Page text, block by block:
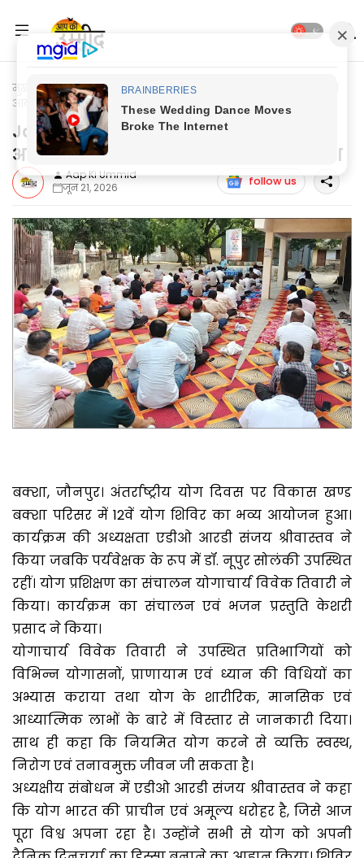
मुख्यपृष्ठ Jaunpur News
Jaunpur News: 12वें योग शिविर का हुआ
आयोजन, स्वस्थ्य जीवन का दिया गया संदेश
Jaunpur News: 12वें योग शिविर का हुआ
आयोजन, स्वस्थ्य जीवन का दिया गया संदेश
Aap Ki Ummid
जून 21, 2026
follow us
बक्शा, जौनपुर। अंतर्राष्ट्रीय योग दिवस पर विकास खण्ड
बक्शा परिसर में 12वें योग शिविर का भव्य आयोजन हुआ।
कार्यक्रम की अध्यक्षता एडीओ आरडी संजय श्रीवास्तव ने
किया जबकि पर्यवेक्षक के रूप में डॉ. नूपुर सोलंकी उपस्थित
रहीं। योग प्रशिक्षण का संचालन योगाचार्य विवेक तिवारी ने
किया। कार्यक्रम का संचालन एवं भजन प्रस्तुति केशरी
प्रसाद ने किया।
योगाचार्य विवेक तिवारी ने उपस्थित प्रतिभागियों को
विभिन्न योगासनों, प्राणायाम एवं ध्यान की विधियों का
अभ्यास कराया तथा योग के शारीरिक, मानसिक एवं
आध्यात्मिक लाभों के बारे में विस्तार से जानकारी दिया।
साथ ही कहा कि नियमित योग करने से व्यक्ति स्वस्थ,
निरोग एवं तनावमुक्त जीवन जी सकता है।
अध्यक्षीय संबोधन में एडीओ आरडी संजय श्रीवास्तव ने कहा
कि योग भारत की प्राचीन एवं अमूल्य धरोहर है, जिसे आज
पूरा विश्व अपना रहा है। उन्होंने सभी से योग को अपनी